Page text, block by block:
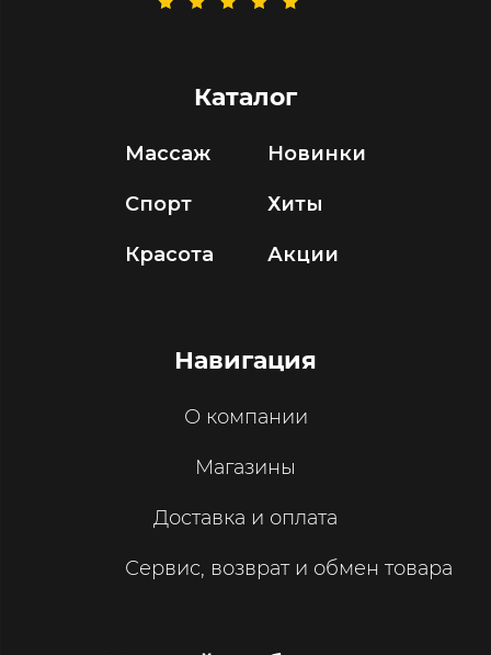
Каталог
Массаж
Спорт
Красота
Новинки
Хиты
Акции
Навигация
О компании
Магазины
Доставка и оплата
Сервис, возврат и обмен товара